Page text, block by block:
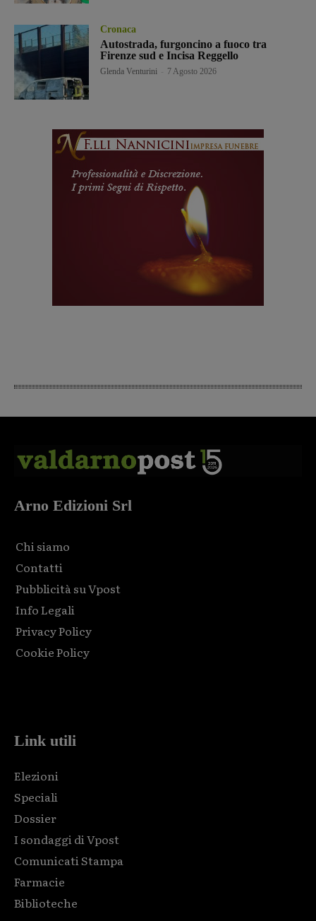
Cronaca
Autostrada, furgoncino a fuoco tra
Firenze sud e Incisa Reggello
Glenda Venturini 7 Agosto 2026
Arno Edizioni Srl
Chi siamo
Contatti
Pubblicità su Vpost
Info Legali
Privacy Policy
Cookie Policy
Link utili
Elezioni
Speciali
Dossier
I sondaggi di Vpost
Comunicati Stampa
Farmacie
Biblioteche